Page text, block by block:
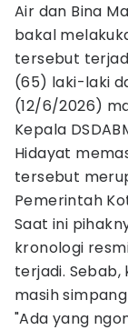
Air dan Bina
bakal
tersebut
(65) laki-laki
(12/6/2026)
Kepala
Hidayat
tersebut
Pemerintah
Saat ini
kronologi
terjadi.
masih
"Ada yang